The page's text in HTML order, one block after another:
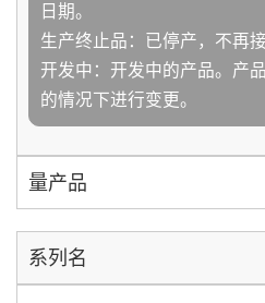
日期。
生产终止品：已停产，不再
开发中：开发中的产品。产
的情况下进行变更。
量产品
系列名